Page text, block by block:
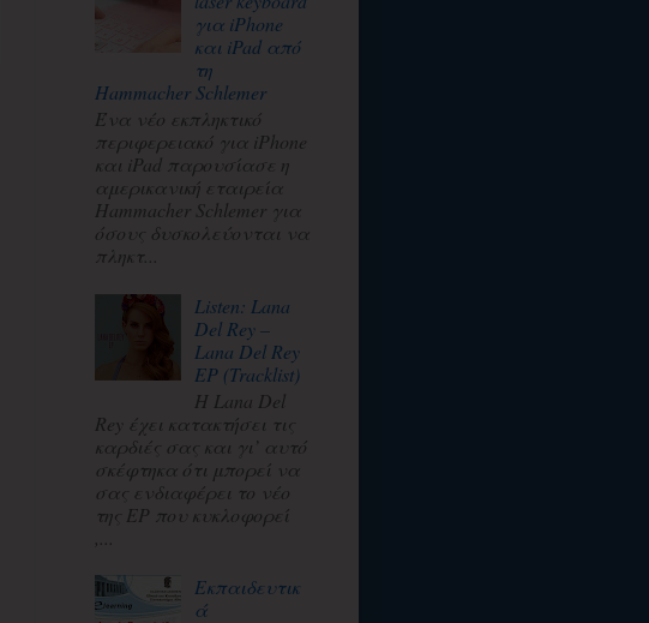
για iPhone
και iPad από
τη
Hammacher Schlemer
Ένα νέο εκπληκτικό
περιφερειακό για iPhone
και iPad παρουσίασε η
αμερικανική εταιρεία
Hammacher Schlemer για
όσους δυσκολεύονται να
πληκτ...
Listen: Lana
Del Rey –
Lana Del Rey
EP (Tracklist)
Η Lana Del
Rey έχει κατακτήσει τις
καρδιές σας και γι’ αυτό
σκέφτηκα ότι μπορεί να
σας ενδιαφέρει το νέο
της EP που κυκλοφορεί
Εκπαιδευτικ
ά